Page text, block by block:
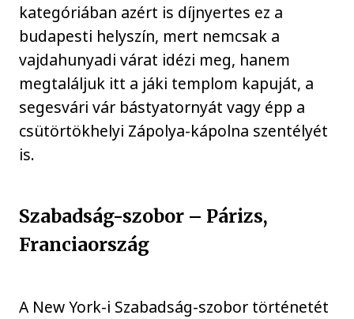
kategóriában azért is díjnyertes ez a
budapesti helyszín, mert nemcsak a
vajdahunyadi várat idézi meg, hanem
megtaláljuk itt a jáki templom kapuját, a
segesvári vár bástyatornyát vagy épp a
csütörtökhelyi Zápolya-kápolna szentélyét
is.
Szabadság-szobor – Párizs,
Franciaország
A New York-i Szabadság-szobor történetét